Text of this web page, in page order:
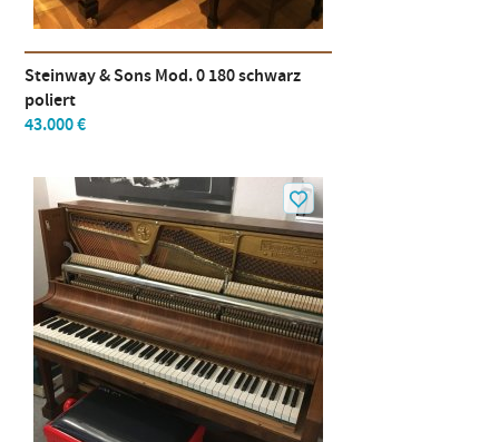
Steinway & Sons Mod. 0 180 schwarz
poliert
43.000 €